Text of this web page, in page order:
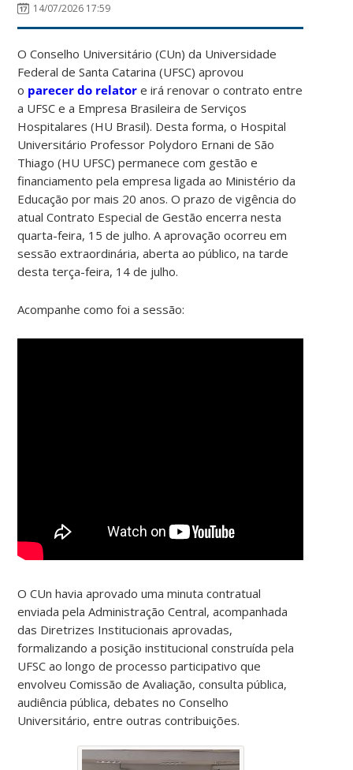
14/07/2026 17:59
O Conselho Universitário (CUn) da Universidade
Federal de Santa Catarina (UFSC) aprovou
o parecer do relator e irá renovar o contrato entre
a UFSC e a Empresa Brasileira de Serviços
Hospitalares (HU Brasil). Desta forma, o Hospital
Universitário Professor Polydoro Ernani de São
Thiago (HU UFSC) permanece com gestão e
financiamento pela empresa ligada ao Ministério da
Educação por mais 20 anos. O prazo de vigência do
atual Contrato Especial de Gestão encerra nesta
quarta-feira, 15 de julho. A aprovação ocorreu em
sessão extraordinária, aberta ao público, na tarde
desta terça-feira, 14 de julho.
Acompanhe como foi a sessão:
O CUn havia aprovado uma minuta contratual
enviada pela Administração Central, acompanhada
das Diretrizes Institucionais aprovadas,
formalizando a posição institucional construída pela
UFSC ao longo de processo participativo que
envolveu Comissão de Avaliação, consulta pública,
audiência pública, debates no Conselho
Universitário, entre outras contribuições.